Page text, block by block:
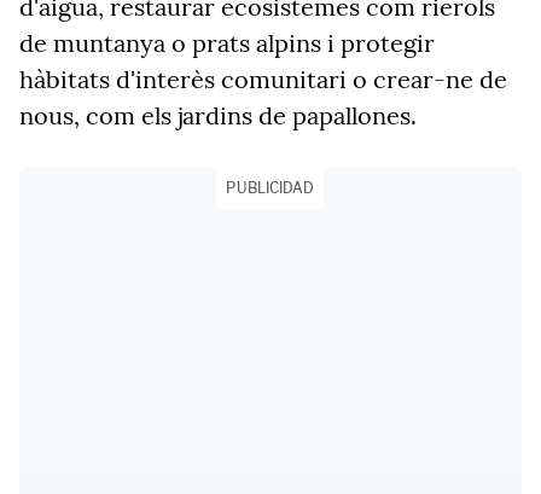
d'aigua, restaurar ecosistemes com rierols
de muntanya o prats alpins i protegir
hàbitats d'interès comunitari o crear-ne de
nous, com els jardins de papallones.
PUBLICIDAD